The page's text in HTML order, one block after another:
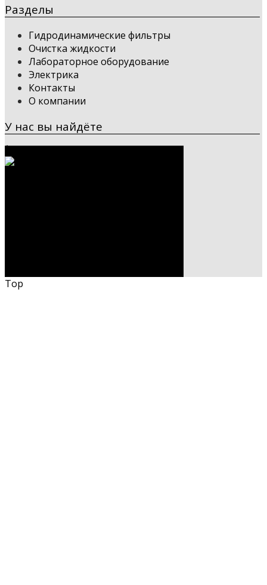
Разделы
Гидродинамические фильтры
Очистка жидкости
Лабораторное оборудование
Электрика
Контакты
О компании
У нас вы найдёте
Top